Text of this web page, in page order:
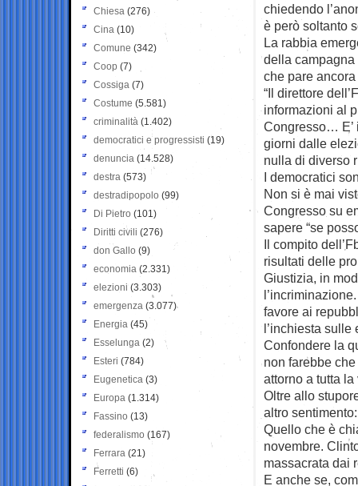
chiedendo
è però soltanto
La rabbia
della campagna
che pare
“Il direttore
informazioni al
Congresso… E’
giorni dalle
nulla di diverso
I democratici
Non si è mai
Congresso su
sapere “se
Il compito
risultati delle
Giustizia, in
favore ai
l’inchiesta sulle
Confondere la
non farebbe
attorno a tutta
Oltre allo
altro
Quello che è
novembre.
massacrata dai
E anche se,
Chiesa (276)
Cina (10)
Comune (342)
Coop (7)
Cossiga (7)
Costume (5.581)
criminalità (1.402)
democratici e progressisti (19)
denuncia (14.528)
destra (573)
destradipopolo (99)
Di Pietro (101)
Diritti civili (276)
don Gallo (9)
economia (2.331)
elezioni (3.303)
emergenza (3.077)
Energia (45)
Esselunga (2)
Esteri (784)
Eugenetica (3)
Europa (1.314)
Fassino (13)
federalismo (167)
Ferrara (21)
Ferretti (6)